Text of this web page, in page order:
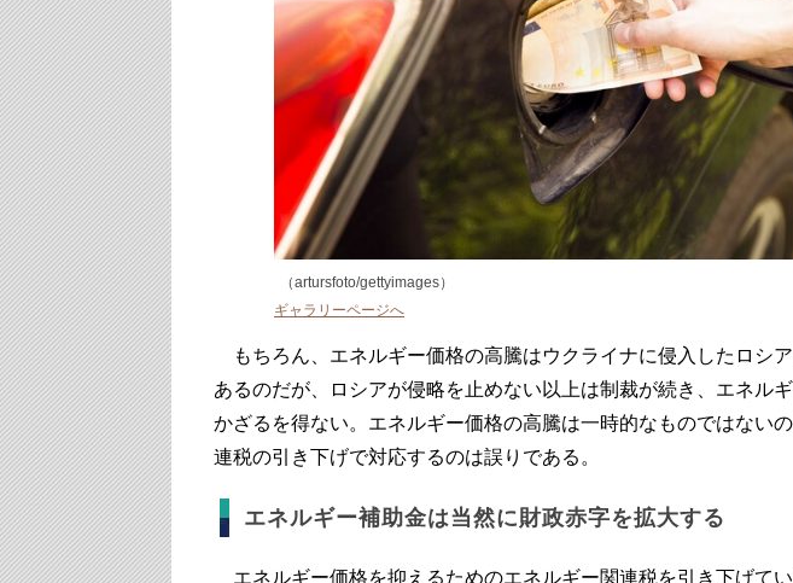
（artursfoto/gettyimages）
ギャラリーページへ
もちろん、エネルギー価格の高騰はウクライナに侵入したロシ
あるのだが、ロシアが侵略を止めない以上は制裁が続き、エネル
かざるを得ない。エネルギー価格の高騰は一時的なものではない
連税の引き下げで対応するのは誤りである。
エネルギー補助金は当然に財政赤字を拡大する
エネルギー価格を抑えるためのエネルギー関連税を引き下げて